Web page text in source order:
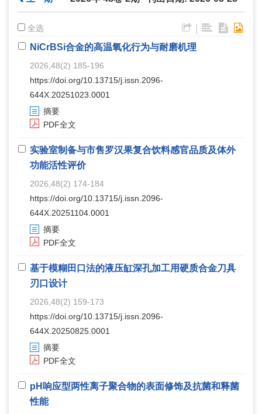
全选 |
NiCrBSi合金的高温氧化行为与耐磨机理
2026,48(2) 185-196
https://doi.org/10.13715/j.issn.2096-
644X.20251023.0001
摘要
PDF全文
实验室制备与市售罗汉果复合饮料感官品质及体外
功能活性评价
2026,48(2) 174-184
https://doi.org/10.13715/j.issn.2096-
644X.20251104.0001
摘要
PDF全文
基于模糊田口法的液压缸深孔加工用硬质合金刀具
刃口设计
2026,48(2) 159-173
https://doi.org/10.13715/j.issn.2096-
644X.20250825.0001
摘要
PDF全文
pH响应型两性离子聚合物的表面修饰及抗菌和释菌
性能